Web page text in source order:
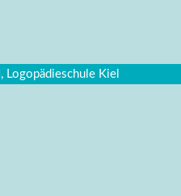
Kiel